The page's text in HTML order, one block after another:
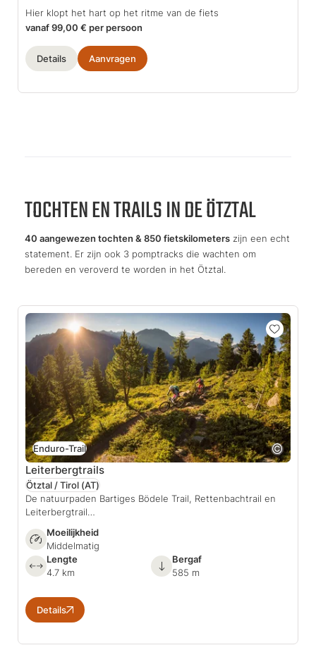
Hier klopt het hart op het ritme van de fiets
vanaf 99,00 € per persoon
Details Aanvragen
TOCHTEN EN TRAILS IN DE ÖTZTAL
40 aangewezen tochten & 850 fietskilometers zijn een echt
statement. Er zijn ook 3 pomptracks die wachten om
bereden en veroverd te worden in het Ötztal.
Enduro-Trail
Leiterbergtrails
Ötztal / Tirol (AT)
De natuurpaden Bartiges Bödele Trail, Rettenbachtrail en
Leiterbergtrail…
Moeilijkheid
Middelmatig
Lengte
4.7 km
Bergaf
585 m
Details